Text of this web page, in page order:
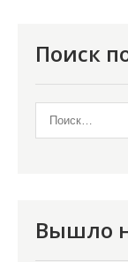
Поиск
Вышло